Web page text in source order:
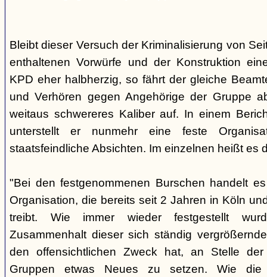
Bleibt dieser Versuch der Kriminalisierung von
enthaltenen Vorwürfe und der Konstruktion
KPD eher halbherzig, so fährt der gleiche
und Verhören gegen Angehörige der Gruppe
weitaus schwereres Kaliber auf. In einem
unterstellt er nunmehr eine feste
staatsfeindliche Absichten. Im einzelnen heißt es
"Bei den festgenommenen Burschen handelt
Organisation, die bereits seit 2 Jahren in Köln
treibt. Wie immer wieder festgestellt
Zusammenhalt dieser sich ständig
den offensichtlichen Zweck hat, an Stelle der
Gruppen etwas Neues zu setzen. Wie die